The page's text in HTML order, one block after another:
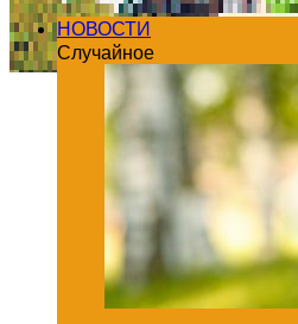
НОВОСТИ
Случайное